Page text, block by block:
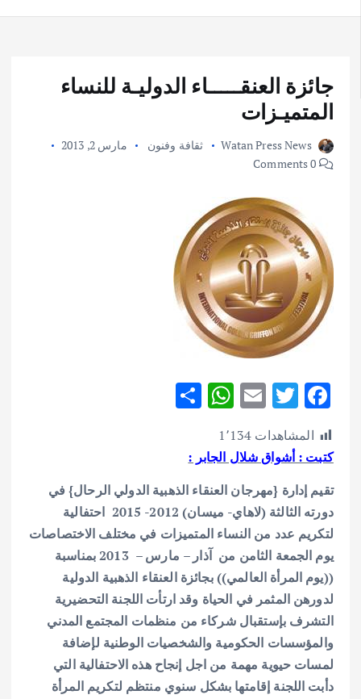
جائزة العنقـــــاء الدوليـة للنساء
المتميـزات
Watan Press News ثقافة وفنون
مارس 2, 2013
F
ac
e
b
o
o
k
T
w
it
te
r
E
m
ai
l
W
at
s
A
p
p
المشاهدات 1٬134
كتبت : أشواق شلال الجابر :
تقيم إدارة {مهرجان العنقاء الذهبية الدولي الرحال} في
دورته الثالثة (لاهاي- ميسان) 2012- 2015 احتفالية
لتكريم عدد من النساء المتميزات في مختلف الاختصاصات
يوم الجمعة الثامن من آذار – مارس – 2013 بمناسبة
((يوم المرأة العالمي)) بجائزة العنقاء الذهبية الدولية
لدورهن المثمر في الحياة وقد ارتأت اللجنة التحضيرية
التشرف بإستقبال شركاء من منظمات المجتمع المدني
والمؤسسات الحكومية والشخصيات الوطنية لإضافة
لمسات حيوية مهمة من اجل إنجاح هذه الاحتفالية التي
دأبت اللجنة إقامتها بشكل سنوي منتظم لتكريم المرأة